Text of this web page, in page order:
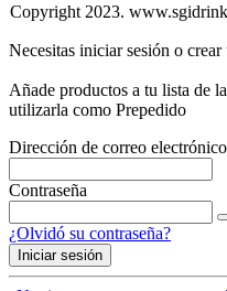
Copyright 2023.
Necesitas iniciar sesión o
Añade productos a tu lista de
utilizarla como Prepedido
Dirección de correo
Contraseña
¿Olvidó su contraseña?
Iniciar sesión